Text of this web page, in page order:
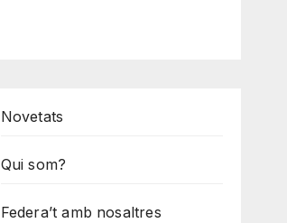
Novetats
Qui som?
Federa’t amb nosaltres